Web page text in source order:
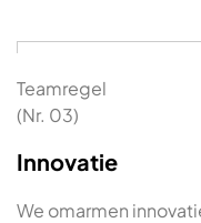
Teamregel
(Nr. 03)
Innovatie
We omarmen